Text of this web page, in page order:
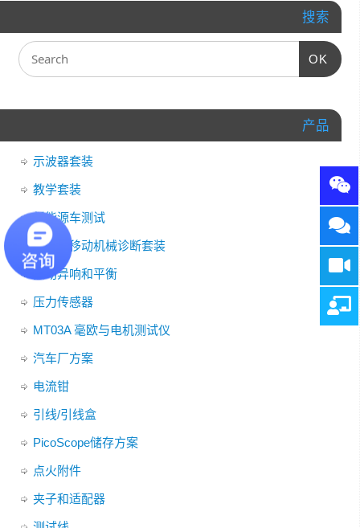
搜索
OK
产品
示波器套装
教学套装
新能源车测试
非道路移动机械诊断套装
振动异响和平衡
压力传感器
MT03A 毫欧与电机测试仪
汽车厂方案
电流钳
引线/引线盒
PicoScope储存方案
点火附件
夹子和适配器